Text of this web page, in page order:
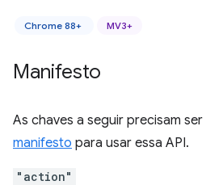
Chrome 88+ MV3+
Manifesto
As chaves a seguir precisam
manifesto para usar essa API.
"action"